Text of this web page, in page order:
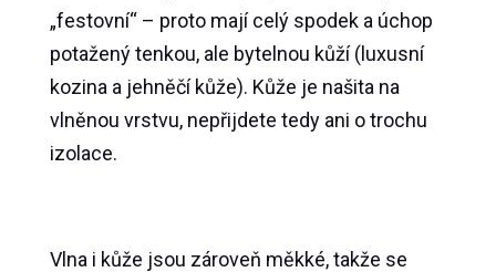
„festovní“ – proto mají celý spodek a úchop
potažený tenkou, ale bytelnou kůží (luxusní
kozina a jehněčí kůže). Kůže je našita na
vlněnou vrstvu, nepřijdete tedy ani o trochu
izolace.
Vlna i kůže jsou zároveň měkké, takže se